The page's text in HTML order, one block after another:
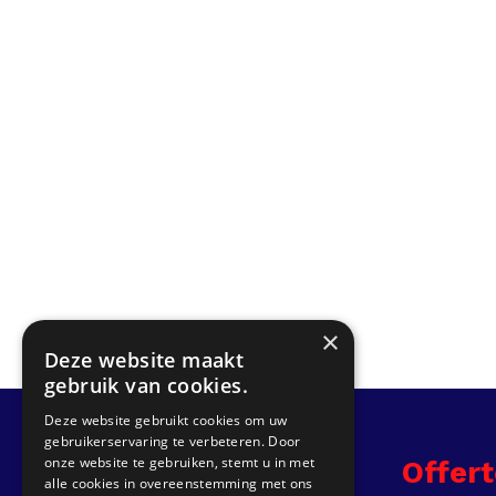
Info
×
Deze website maakt
gebruik van cookies.
Deze website gebruikt cookies om uw
gebruikerservaring te verbeteren. Door
onze website te gebruiken, stemt u in met
alle cookies in overeenstemming met ons